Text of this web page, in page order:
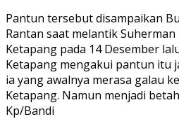
Pantun tersebut disampaikan
Rantan saat melantik Suherman
Ketapang pada 14 Desember
Ketapang mengakui pantun itu
ia yang awalnya merasa galau
Ketapang. Namun menjadi
Kp/Bandi